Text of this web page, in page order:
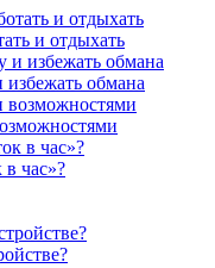
и отдыхать
избежать обмана
в час»?